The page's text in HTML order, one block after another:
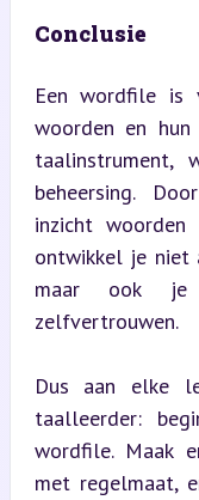
Conclusie
Een wordfile is
woorden en
taalinstrument,
beheersing.
inzicht
ontwikkel je niet
maar ook je
zelfvertrouwen.
Dus aan elke
taalleerder:
wordfile. Maak
met regelmaat,